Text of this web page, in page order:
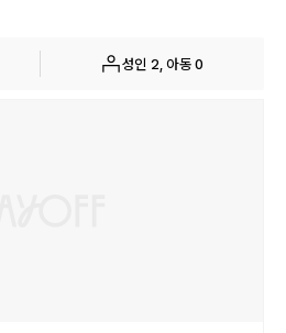
성인 2, 아동 0